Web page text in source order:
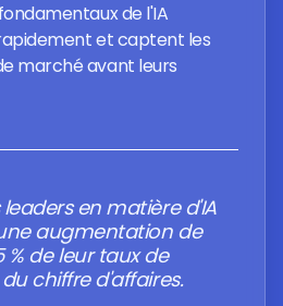
de l'IA
et captent les
marché avant leurs
en matière d'IA
augmentation de
% de leur taux de
chiffre d'affaires.